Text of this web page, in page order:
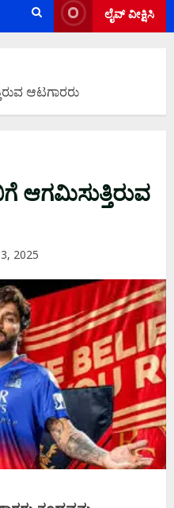
ಲೈವ್ ವೀಕ್ಷಿಸಿ
ಆಟಗಾರರು
ಆಗಮಿಸುತ್ತಿರುವ
2025